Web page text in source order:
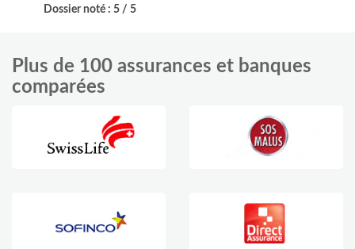
Dossier noté : 5 / 5
Plus de 100 assurances et banques
comparées